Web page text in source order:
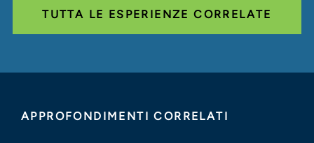
TUTTA LE ESPERIENZE CORRELATE
APPROFONDIMENTI CORRELATI